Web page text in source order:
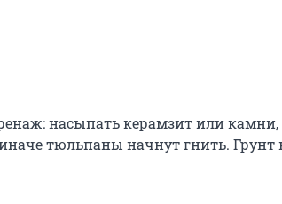
насыпать керамзит или
тюльпаны начнут гнить. Грунт